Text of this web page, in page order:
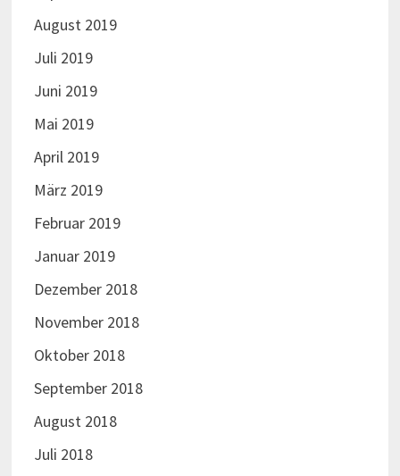
August 2019
Juli 2019
Juni 2019
Mai 2019
April 2019
März 2019
Februar 2019
Januar 2019
Dezember 2018
November 2018
Oktober 2018
September 2018
August 2018
Juli 2018